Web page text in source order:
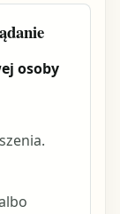
osoby